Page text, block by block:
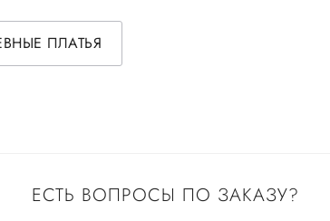
ПЛАТЬЯ
ЕСТЬ ВОПРОСЫ ПО ЗАКАЗУ?